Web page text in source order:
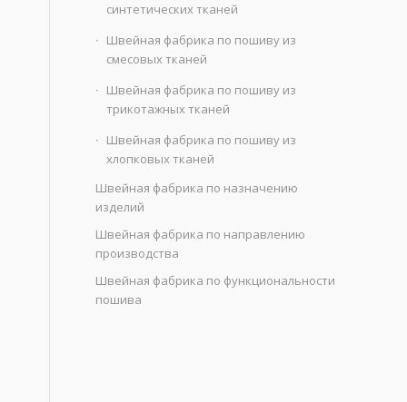
синтетических тканей
Швейная фабрика по пошиву из
смесовых тканей
Швейная фабрика по пошиву из
трикотажных тканей
Швейная фабрика по пошиву из
хлопковых тканей
Швейная фабрика по назначению
изделий
Швейная фабрика по направлению
производства
Швейная фабрика по функциональности
пошива